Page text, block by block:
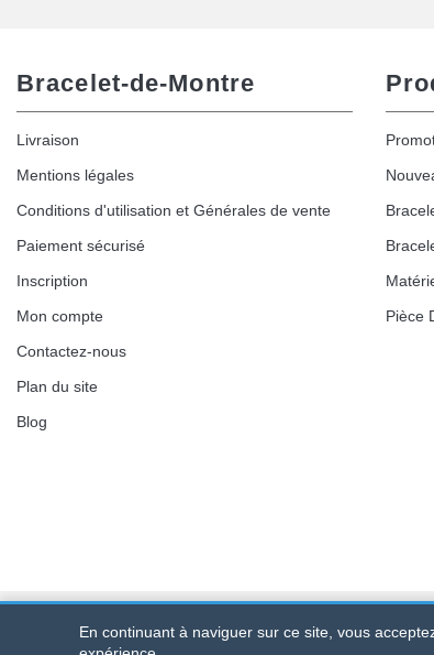
Bracelet-de-Montre
Livraison
Mentions légales
Conditions d'utilisation et Générales de vente
Paiement sécurisé
Inscription
Mon compte
Contactez-nous
Plan du site
Blog
Pièce
Bracelet-de-montre.com© 2026Tous droits réservés
En continuant à naviguer sur ce site, vous